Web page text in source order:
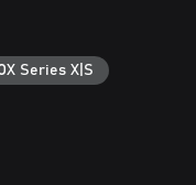
Series X|S